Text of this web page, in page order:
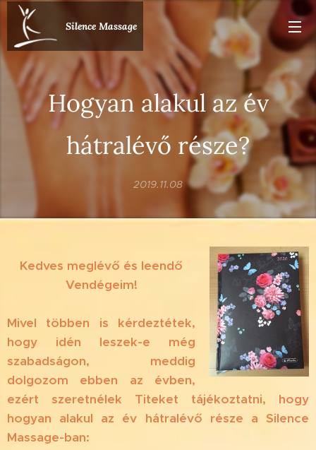
Silence Massage
Hogyan alakul az év
hátralévő része?
2019.11.08
Kedves meglévő és leendő
Vendégeim!
Mivel többen is kérdeztétek,
hogy idén leszek-e még
szabadságon, meddig
dolgozom ebben az évben,
ezért szeretnélek Titeket tájékoztatni, hogy
hogyan alakul az év hátralévő része a Silence
Massage-ban: